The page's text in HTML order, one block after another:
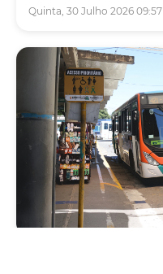
Quinta, 30 Julho 2026 09:57